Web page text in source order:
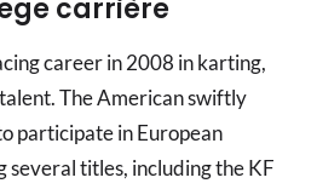
carrière
career in 2008 in karting,
The American swiftly
participate in European
several titles, including the KF